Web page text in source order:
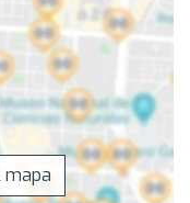
mapa